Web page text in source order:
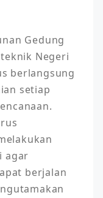
Gedung
Negeri
berlangsung
setiap
agar
berjalan